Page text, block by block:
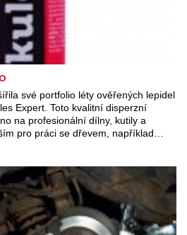
své portfolio léty ověřených lepidel
Expert. Toto kvalitní disperzní
na profesionální dílny, kutily a
pro práci se dřevem, například…